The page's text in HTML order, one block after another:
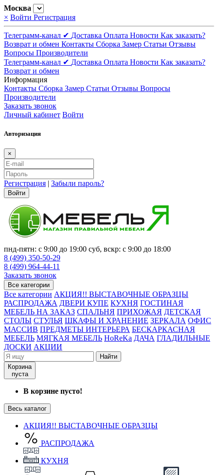
Москва
× Войти Регистрация
Телеграмм-канал ✔ Доставка Оплата Новости Как заказать?
Возврат и обмен Контакты Сборка Замер Статьи Отзывы
Вопросы Производители
Телеграмм-канал ✔ Доставка Оплата Новости Как заказать?
Возврат и обмен
Информация
Контакты Сборка Замер Статьи Отзывы Вопросы
Производители
Заказать звонок
Личный кабинет Войти
Авторизация
×
Регистрация | Забыли пароль?
Войти
пнд-пятн: с 9:00 до 19:00 суб, вскр: с 9:00 до 18:00
8 (499) 350-50-29
8 (499) 964-44-11
Заказать звонок
Все категории
Все категории АКЦИЯ!! ВЫСТАВОЧНЫЕ ОБРАЗЦЫ
РАСПРОДАЖА ДВЕРИ КУПЕ КУХНЯ ГОСТИНАЯ
МЕБЕЛЬ НА ЗАКАЗ СПАЛЬНЯ ПРИХОЖАЯ ДЕТСКАЯ
СТОЛЫ СТУЛЬЯ ШКАФЫ И ХРАНЕНИЕ ЗЕРКАЛА ОФИС
МАССИВ ПРЕДМЕТЫ ИНТЕРЬЕРА БЕСКАРКАСНАЯ
МЕБЕЛЬ МЯГКАЯ МЕБЕЛЬ HoReKa ДАЧА ГЛАДИЛЬНЫЕ
ДОСКИ АКЦИИ
Найти
Корзина
пуста
В корзине пусто!
Весь каталог
АКЦИЯ!! ВЫСТАВОЧНЫЕ ОБРАЗЦЫ
РАСПРОДАЖА
КУХНЯ